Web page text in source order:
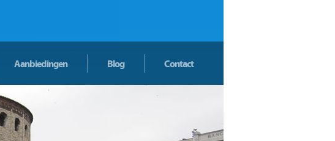
Aanbiedingen Blog Contact